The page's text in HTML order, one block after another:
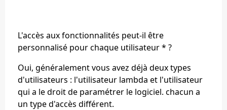
L'accès aux fonctionnalités peut-il être
personnalisé pour chaque utilisateur * ?
Oui, généralement vous avez déjà deux types
d'utilisateurs : l'utilisateur lambda et l'utilisateur
qui a le droit de paramétrer le logiciel. chacun a
un type d'accès différent.